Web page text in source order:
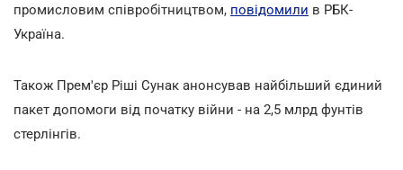
промисловим співробітництвом, повідомили в РБК-
Україна.
Також Прем'єр Ріші Сунак анонсував найбільший єдиний
пакет допомоги від початку війни - на 2,5 млрд фунтів
стерлінгів.